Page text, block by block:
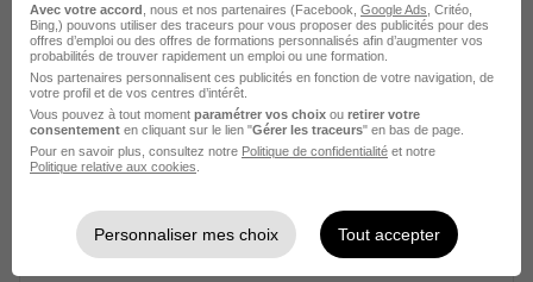
Stage - Assistant Financement de
Projets H/F
Dimeo Energie Super recruteur
Lyon - 69 Stage
900 € / mois
Voir l’offre
il y a 11 jours
Avec votre accord , nous et nos partenaires (Facebook, Google Ads , Critéo,
Bing,) pouvons utiliser des traceurs pour vous proposer des publicités pour des
offres d’emploi ou des offres de formations personnalisés afin d’augmenter vos
probabilités de trouver rapidement un emploi ou une formation.
Nos partenaires personnalisent ces publicités en fonction de votre navigation, de
votre profil et de vos centres d’intérêt.
Vous pouvez à tout moment paramétrer vos choix ou retirer votre
consentement en cliquant sur le lien "Gérer les traceurs" en bas de page.
Pour en savoir plus, consultez notre Politique de confidentialité et notre
Politique relative aux cookies
Personnaliser mes choix Tout accepter